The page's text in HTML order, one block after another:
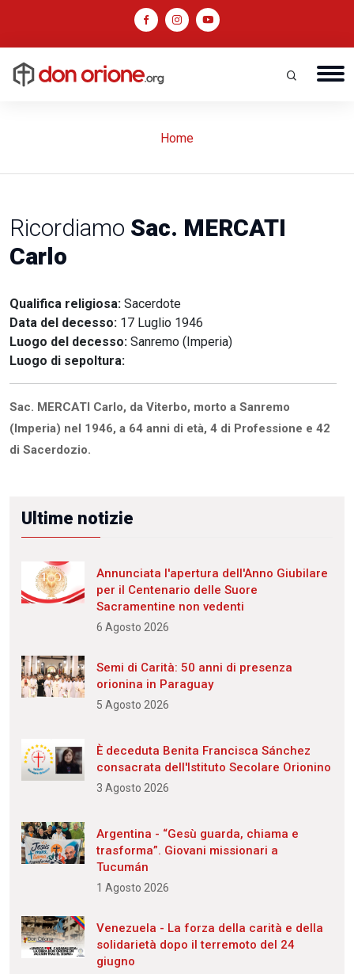
Home
Ricordiamo Sac. MERCATI
Carlo
Qualifica religiosa: Sacerdote
Data del decesso: 17 Luglio 1946
Luogo del decesso: Sanremo (Imperia)
Luogo di sepoltura:
Sac. MERCATI Carlo, da Viterbo, morto a Sanremo
(Imperia) nel 1946, a 64 anni di età, 4 di Professione e 42
di Sacerdozio.
Ultime notizie
Annunciata l'apertura dell'Anno Giubilare
per il Centenario delle Suore
Sacramentine non vedenti
6 Agosto 2026
Semi di Carità: 50 anni di presenza
orionina in Paraguay
5 Agosto 2026
È deceduta Benita Francisca Sánchez
consacrata dell'Istituto Secolare Orionino
3 Agosto 2026
Argentina - “Gesù guarda, chiama e
trasforma”. Giovani missionari a
Tucumán
1 Agosto 2026
Venezuela - La forza della carità e della
solidarietà dopo il terremoto del 24
giugno